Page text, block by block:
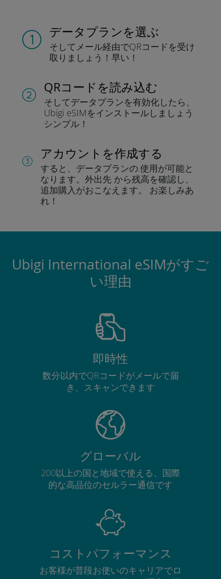
データプランを選ぶ
そしてメール経由でQRコードを受け
取りましょう！早い！
QRコードを読み込む
そしてデータプランを有効化したら、
Ubigi eSIMをインストールしま しょう
シンプル！
アカウントを作成する
すると、データプランの.使用が可能と
なります。 外出先 から残高を確認し、
追加購入がおこなえます。
お楽しみあ
れ！
Ubigi International eSIMがすご
い理由
即時性
数分以内でQRコードがメールで届
き、スキャンできます
グローバル
200以上の国と地域で使える、国際
的な高品位のセルラー通信です
コストパフォーマンス
お客様が普段お使いのキャリアでロ